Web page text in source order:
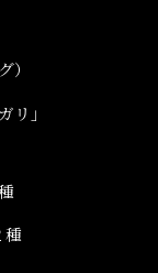
）
リ」
種